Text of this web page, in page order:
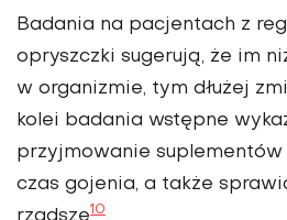
Badania na pacjentach z
opryszczki sugerują, że im
w organizmie, tym dłużej
kolei badania wstępne
przyjmowanie suplementów
czas gojenia, a także
rzadsze10.